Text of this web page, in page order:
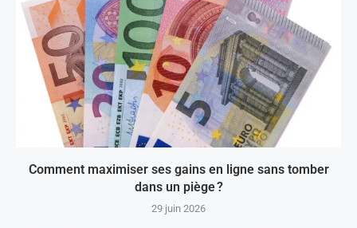
Comment maximiser ses gains en ligne sans tomber
dans un piège ?
29 juin 2026